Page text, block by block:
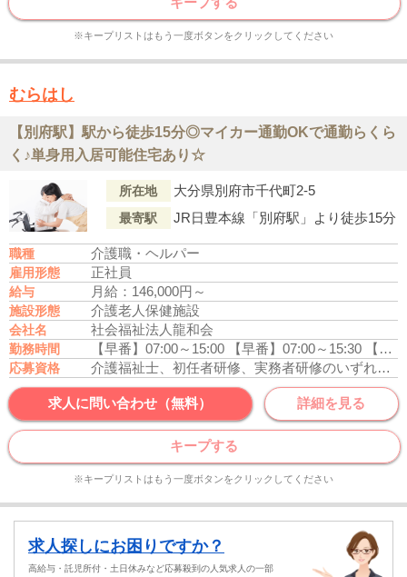
※キープリストはもう一度ボタンをクリックしてください
むらはし
【別府駅】駅から徒歩15分◎マイカー通勤OKで通勤らくら
く♪単身用入居可能住宅あり☆
所在地 大分県別府市千代町2-5
最寄駅 JR日豊本線「別府駅」より徒歩15分
職種 介護職・ヘルパー
雇用形態 正社員
給与 月給：146,000円～
施設形態 介護老人保健施設
会社名 社会福祉法人龍和会
勤務時間 【早番】07:00～15:00 【早番】07:00～15:30 【日勤】08:30～17:00
応募資格 介護福祉士、初任者研修、実務者研修のいずれかの資格をお持ちの方
求人に問い合わせ（無料） 詳細を見る
キープする
※キープリストはもう一度ボタンをクリックしてください
求人探しにお困りですか？
高給与・託児所付・土日休みなど応募殺到の人気求人の一部